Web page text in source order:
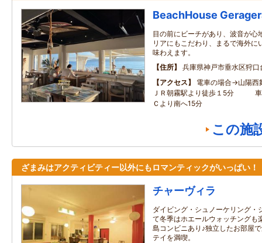
BeachHouse
目の前にビーチがあり、波音が心
リアにもこだわり、まるで海外に
味わえます。
住所
兵庫県神戸市垂水区狩口
アクセス
電車の場合→山陽
ＪＲ朝霧駅より徒歩１5分 車
Ｃより南へ15分
この施
ざまみはアクティビティー以外にもロマンティックがいっぱい！
チャーヴィラ
ダイビング・シュノーケリング・
て冬季はホエールウォッチングも
島コンビニあり♪独立したお部屋
テイを満喫。